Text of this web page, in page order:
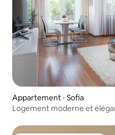
Appartement ⋅ Sofia
Logement moderne et